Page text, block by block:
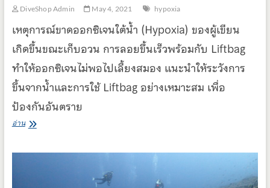
DiveShop Admin May 4, 2021 hypoxia
เหตุการณ์ขาดออกซิเจนใต้น้ำ (Hypoxia) ของผู้เขียน
เกิดขึ้นขณะเก็บอวน การลอยขึ้นเร็วพร้อมกับ Liftbag
ทำให้ออกซิเจนไม่พอไปเลี้ยงสมอง แนะนำให้ระวังการ
ขึ้นจากน้ำและการใช้ Liftbag อย่างเหมาะสม เพื่อ
ป้องกันอันตราย
อ่านHypoxia